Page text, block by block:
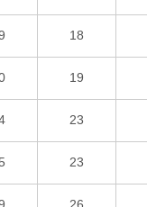
18
19
23
23